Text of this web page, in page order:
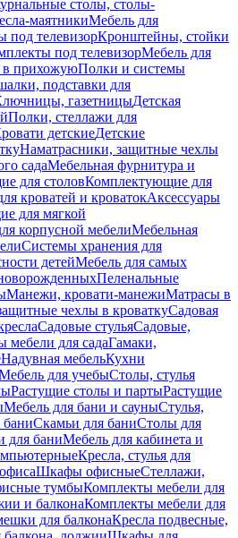
столы, столы-
маятникиМебель для
под телевизорКронштейны, стойки
под телевизорМебель для
прихожуюПолки и системы
подставки для
газетницыДетская
Полки, стеллажи для
детскиеДетские
Наматрасники, защитные чехлы
садаМебельная фурнитура и
для столовКомплектующие для
кроватей и кроватокАксессуары
для мягкой
корпусной мебелиМебельная
Системы хранения для
детейМебель для самых
Пеленальные
Манежи, кровати-манежиМатрасы в
чехлы в кроваткуСадовая
Садовые стульяСадовые,
мебели для садаГамаки,
Надувная мебельКухни
для учебыСтолы, стулья
Растущие столы и партыРастущие
Мебель для бани и сауныСтулья,
баниСкамьи для баниСтолы для
для баниМебель для кабинета и
Кресла, стулья для
Шкафы офисныеСтеллажи,
тумбыКомплекты мебели для
и балконаКомплекты мебели для
для балконаКресла подвесные,